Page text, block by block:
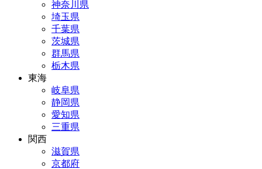
神奈川県
埼玉県
千葉県
茨城県
群馬県
栃木県
東海
岐阜県
静岡県
愛知県
三重県
関西
滋賀県
京都府